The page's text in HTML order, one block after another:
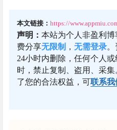
本文链接： https://
声明： 本站为个人非盈利
费分享无限制 ， 无需登录
24小时内删除，任何个人
时，禁止复制、盗用、采
了您的合法权益，可联系我